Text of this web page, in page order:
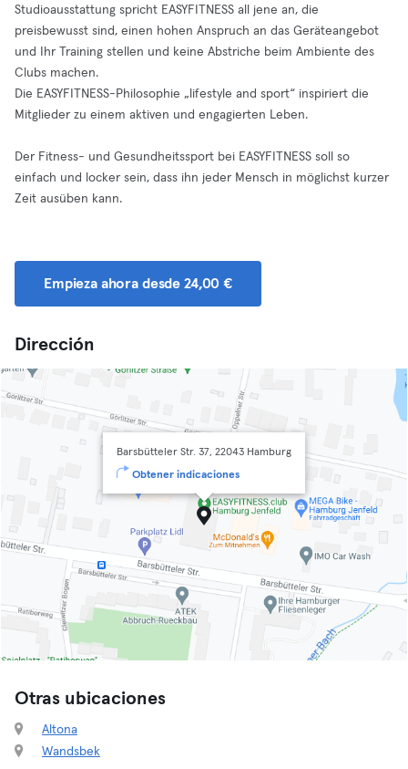
Studioausstattung spricht EASYFITNESS all jene an, die
preisbewusst sind, einen hohen Anspruch an das Geräteangebot
und Ihr Training stellen und keine Abstriche beim Ambiente des
Clubs machen.
Die EASYFITNESS-Philosophie „lifestyle and sport“ inspiriert die
Mitglieder zu einem aktiven und engagierten Leben.
Der Fitness- und Gesundheitssport bei EASYFITNESS soll so
einfach und locker sein, dass ihn jeder Mensch in möglichst kurzer
Zeit ausüben kann.
Empieza ahora desde 24,00 €
Dirección
Barsbütteler Str. 37, 22043 Hamburg
Obtener indicaciones
Otras ubicaciones
Altona
Wandsbek